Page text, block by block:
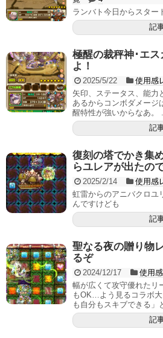
ランバト今日からスター
記
極醒の裁秤神･エ
よ！
2025/5/22 使用感
矢印、ステータス、能力
あるからコンボダメー
醒特性が強いからなあ。
記
復刻の塔でかき集
らユレアが出たの
2025/2/14 使用感
虹雷からのアニバクロユ
んですけども
記
聖なる夜の贈り物
るぞ
2024/12/17 使用
幅が広くて攻守優れた
もOK…よう見るコラボ
も自分もスキブできる」
記